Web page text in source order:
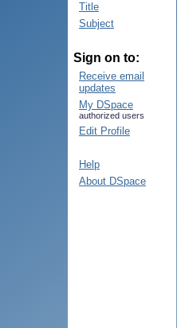
Title
Subject
Sign on to:
Receive email
updates
My DSpace
authorized users
Edit Profile
Help
About DSpace